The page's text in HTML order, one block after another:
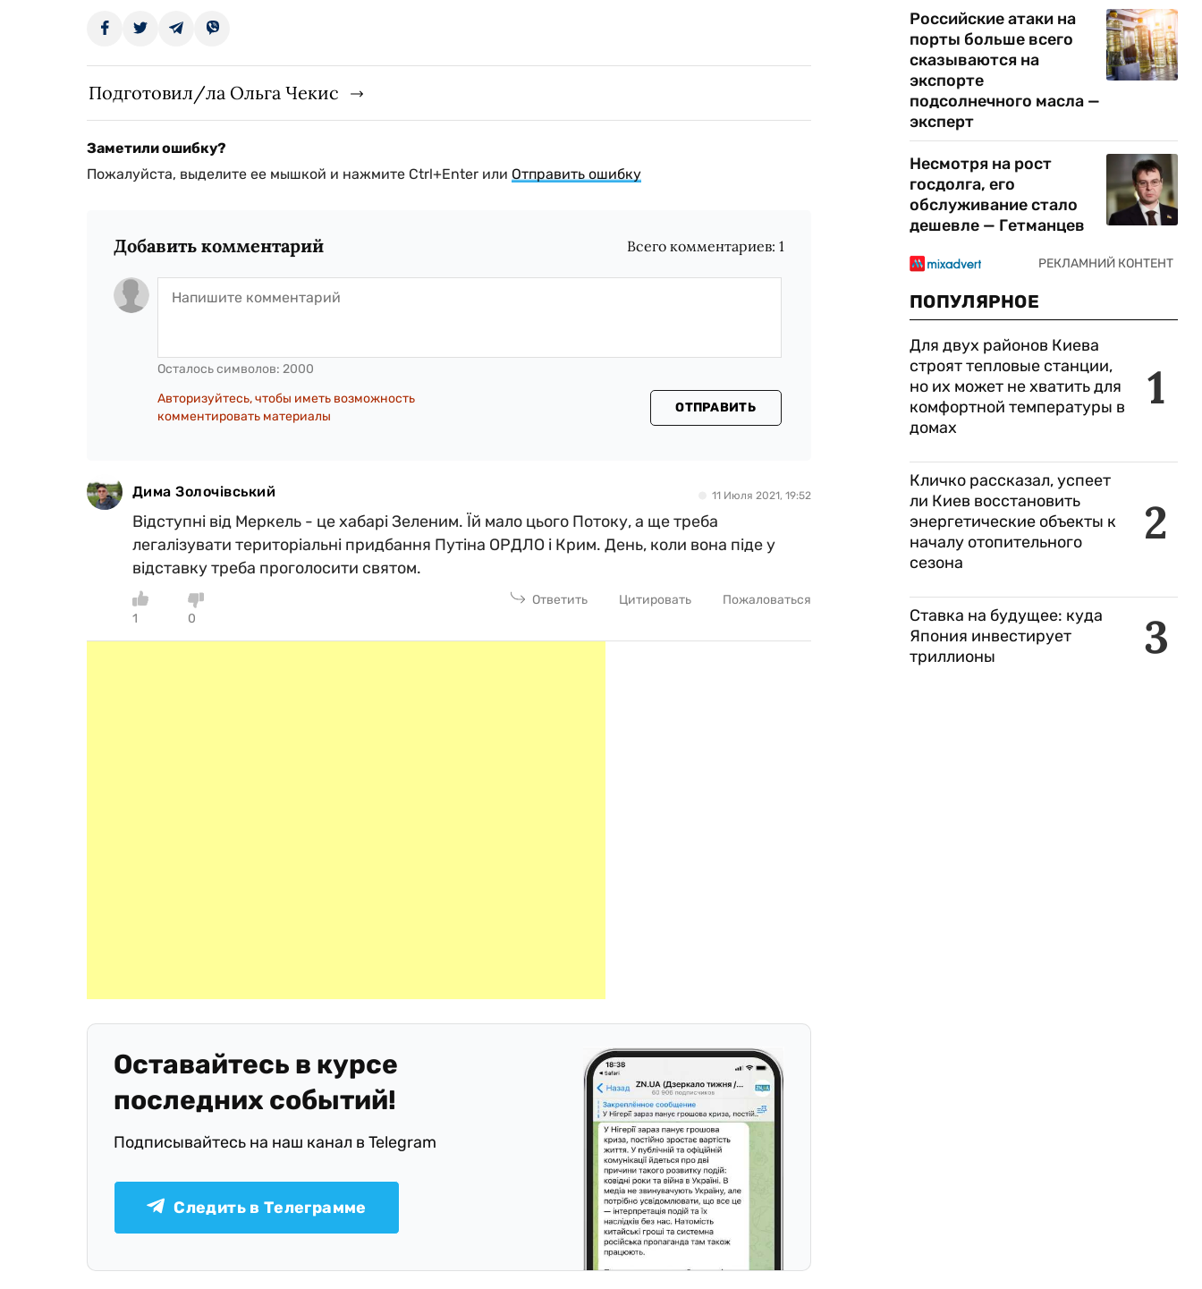
Подготовил/ла Ольга Чекис
Заметили ошибку?
Пожалуйста, выделите ее мышкой и нажмите Ctrl+Enter или Отправить ошибку
Добавить комментарий Всего комментариев:1
Осталось символов: 2000
Авторизуйтесь, чтобы иметь возможность
комментировать материалы
ОТПРАВИТЬ
Дима Золочівський 11 Июля 2021, 19:52
Відступні від Меркель - це хабарі Зеленим. Їй мало цього Потоку, а ще треба
легалізувати територіальні придбання Путіна ОРДЛО і Крим. День, коли вона піде у
відставку треба проголосити святом.
1 0
Ответить Цитировать Пожаловаться
Оставайтесь в курсе
последних событий!
Подписывайтесь на наш канал в Telegram
Следить в Телеграмме
Российские атаки на
порты больше всего
сказываются на
экспорте
подсолнечного масла —
эксперт
Несмотря на рост
госдолга, его
обслуживание стало
дешевле — Гетманцев
ПОПУЛЯРНОЕ
1
Для двух районов Киева
строят тепловые станции,
но их может не хватить для
комфортной температуры в
домах
2
Кличко рассказал, успеет
ли Киев восстановить
энергетические объекты к
началу отопительного
сезона
3
Ставка на будущее: куда
Япония инвестирует
триллионы